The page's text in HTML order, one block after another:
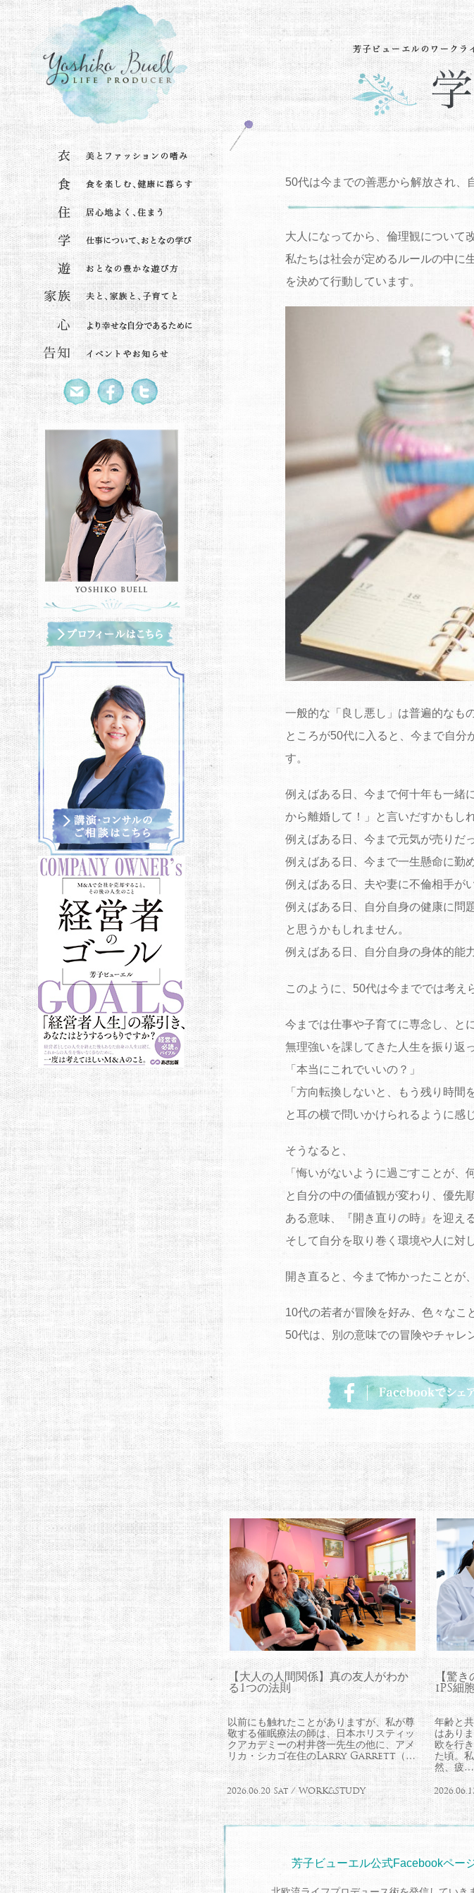
50代は今までの善悪から解放され、
大人になってから、倫理観について
私たちは社会が定めるルールの中に
を決めて行動しています。
一般的な「良し悪し」は普遍的なも
ところが50代に入ると、今まで自分
す。
例えばある日、今まで何十年も一緒
から離婚して！」と言いだすかもし
例えばある日、今まで元気が売りだ
例えばある日、今まで一生懸命に勤
例えばある日、夫や妻に不倫相手が
例えばある日、自分自身の健康に問
と思うかもしれません。
例えばある日、自分自身の身体的能
このように、50代は今まででは考え
今までは仕事や子育てに専念し、と
無理強いを課してきた人生を振り返
「本当にこれでいいの？」
「方向転換しないと、もう残り時間
と耳の横で問いかけられるように感
そうなると、
「悔いがないように過ごすことが、
と自分の中の価値観が変わり、優先
ある意味、『開き直りの時』を迎え
そして自分を取り巻く環境や人に対
開き直ると、今まで怖かったことが
10代の若者が冒険を好み、色々なこ
50代は、別の意味での冒険やチャレ
【大人の人間関係】真の友人がわか
る1つの法則
以前にも触れたことがありますが、私が尊
敬する催眠療法の師は、日本ホリスティッ
クアカデミーの村井啓一先生の他に、アメ
リカ・シカゴ在住のLarry Garrett（…
2026.06.20 Sat / WORK&STUDY
【驚き
iPS細
年齢と
はあり
欧を行
た頃。
然、疲…
芳子ビューエル公式Facebookペー